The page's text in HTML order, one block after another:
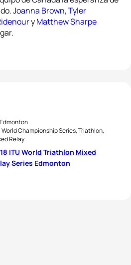
Joanna Brown,Tyler
yMatthew Sharpe
Edmonton
World Championship Series, Triathlon,
Relay
ITU World Triathlon Mixed
Series Edmonton